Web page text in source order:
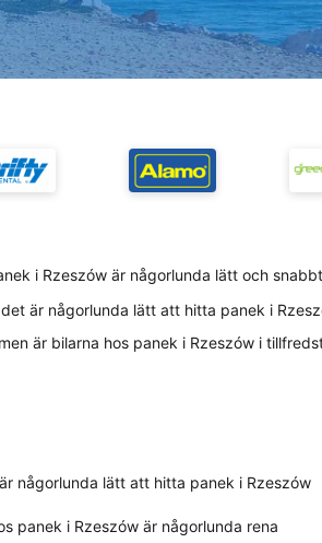
i Rzeszów är någorlunda lätt och snabbt
är någorlunda lätt att hitta panek i
är bilarna hos panek i Rzeszów i
någorlunda lätt att hitta panek i Rzeszów
panek i Rzeszów är någorlunda rena